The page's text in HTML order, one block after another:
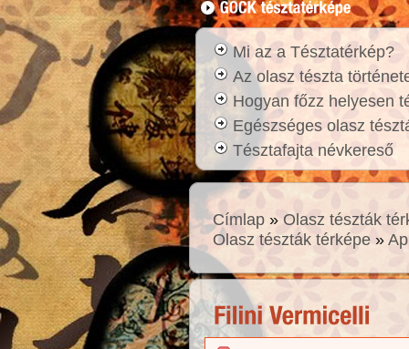
Mi az a Tésztatérkép?
Az olasz tészta
Hogyan főzz helyesen
Egészséges olasz
Tésztafajta névkereső
Címlap »Olasz tészták
Olasz tészták térképe »